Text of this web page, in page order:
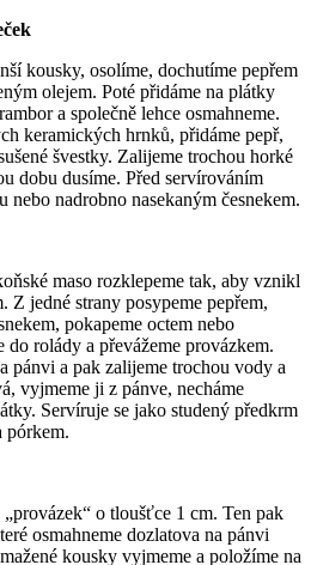
kousky, osolíme, dochutíme pepřem
olejem. Poté přidáme na plátky
a společně lehce osmahneme.
keramických hrnků, přidáme pepř,
švestky. Zalijeme trochou horké
dobu dusíme. Před servírováním
nebo nadrobno nasekaným česnekem.
maso rozklepeme tak, aby vznikl
jedné strany posypeme pepřem,
pokapeme octem nebo
rolády a převážeme provázkem.
pánvi a pak zalijeme trochou vody a
vyjmeme ji z pánve, necháme
Servíruje se jako studený před­krm
pórkem.
o tloušťce 1 cm. Ten pak
osmahneme dozlatova na pánvi
kousky vyjmeme a položíme na